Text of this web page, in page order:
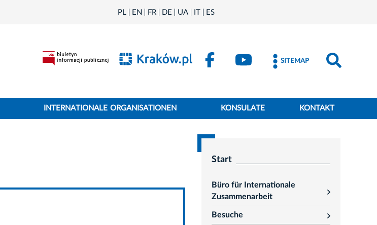
PL EN FR DE UA IT ES
SITEMAP
INTERNATIONALE ORGANISATIONEN KONSULATE KONTAKT
Start
Büro für Internationale
Zusammenarbeit
rozwiń
Besuche
rozwiń